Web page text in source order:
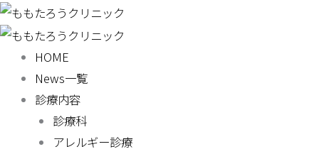
内
容
HOME
News一覧
診療内容
診療科
アレルギー診療